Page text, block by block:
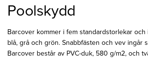
Glasfiberpool
Ovanmarkspooler
Poolvärmepump
Lamelltäcke
Swimspa
Poolskydd
Barcover kommer i fem standardstorlekar och
blå, grå och grön. Snabbfästen och vev ingår
Barcover består av PVC-duk, 580 g/m2, och